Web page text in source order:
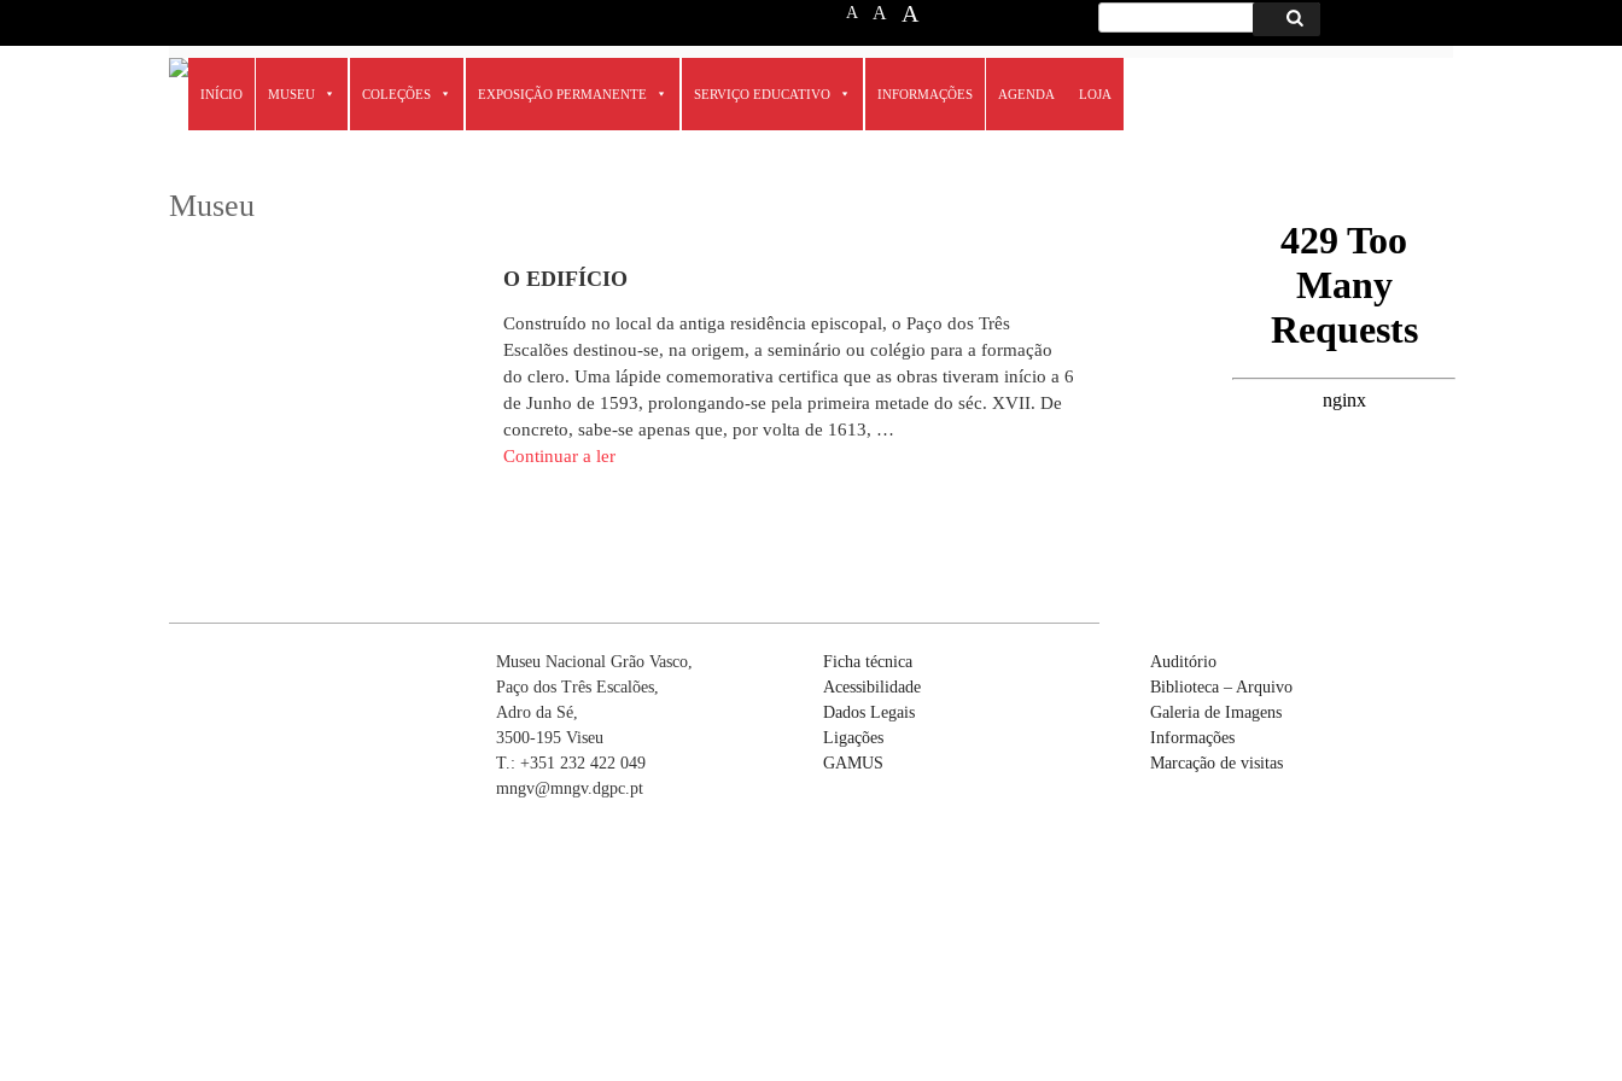
A A A
Procurar
6666
content
INÍCIO MUSEU COLEÇÕES EXPOSIÇÃO PERMANENTE SERVIÇO EDUCATIVO INFORMAÇÕES AGENDA LOJA
Museu
O EDIFÍCIO
Construído no local da antiga residência episcopal, o Paço dos Três
Escalões destinou-se, na origem, a seminário ou colégio para a formação
do clero. Uma lápide comemorativa certifica que as obras tiveram início a 6
de Junho de 1593, prolongando-se pela primeira metade do séc. XVII. De
concreto, sabe-se apenas que, por volta de 1613, …
Continuar a ler
Museu Nacional Grão Vasco,
Paço dos Três Escalões,
Adro da Sé,
3500-195 Viseu
T.: +351 232 422 049
mngv@mngv.dgpc.pt
Ficha técnica
Acessibilidade
Dados Legais
Ligações
GAMUS
Auditório
Biblioteca – Arquivo
Galeria de Imagens
Informações
Marcação de visitas